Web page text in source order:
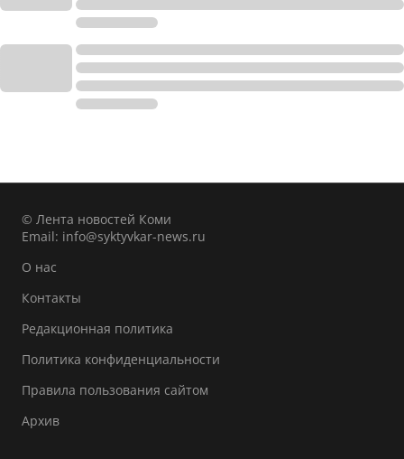
© Лента новостей Коми
Email: info@syktyvkar-news.ru
О нас
Контакты
Редакционная политика
Политика конфиденциальности
Правила пользования сайтом
Архив